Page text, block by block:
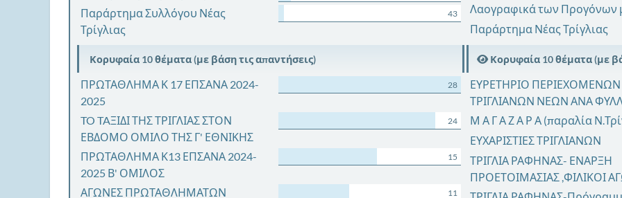
Παράρτημα Συλλόγου Νέας
Τρίγλιας
43 Λαογραφικά των Προγόνων
Παράρτημα Νέας Τρίγλιας
Κορυφαία 10 θέματα (με βάση τις απαντήσεις)
ΠΡΩΤΑΘΛΗΜΑ Κ 17 ΕΠΣΑΝΑ 2024-
2025
28
TO TAΞΙΔΙ ΤΗΣ ΤΡΙΓΛΙΑΣ ΣΤΟΝ
ΕΒΔΟΜΟ ΟΜΙΛΟ ΤΗΣ Γ' ΕΘΝΙΚΗΣ
24
ΠΡΩΤΑΘΛΗΜΑ Κ13 ΕΠΣΑΝΑ 2024-
2025 Β' ΟΜΙΛΟΣ
15
ΑΓΩΝΕΣ ΠΡΩΤΑΘΛΗΜΑΤΩΝ
11
Κορυφαία 10 θέματα (με
ΕΥΡΕΤΗΡΙΟ ΠΕΡΙΕΧΟΜΕΝΩΝ
ΤΡΙΓΛΙΑΝΩΝ ΝΕΩΝ ΑΝΑ
Μ Α Γ Α Ζ Α Ρ Α (παραλία
ΕΥΧΑΡΙΣΤΙΕΣ ΤΡΙΓΛΙΑΝΩΝ
ΤΡΙΓΛΙΑ ΡΑΦΗΝΑΣ- ΕΝΑΡΞΗ
ΠΡΟΕΤΟΙΜΑΣΙΑΣ ,ΦΙΛΙΚΟΙ